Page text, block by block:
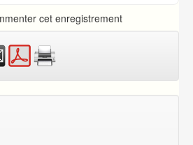
cet enregistrement